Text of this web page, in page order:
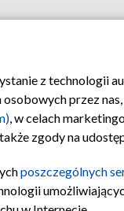
z technologii
przez
, w celach
zgody na
poszczególnych